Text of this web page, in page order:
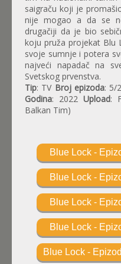
saigraču koji je
nije mogao a da se
drugačiji da je bio
koju pruža projekat Blu
svoje sumnje i potera
najveći napadač na
Svetskog prvenstva.
Tip: TV Broj epizoda: 5/
Godina: 2022 Upload:
Balkan Tim)
Blue Lock -
Blue Lock -
Blue Lock -
Blue Lock -
Blue Lock -